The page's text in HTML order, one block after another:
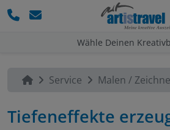
Wähle Deinen
Service Malen /
Tiefeneffekte